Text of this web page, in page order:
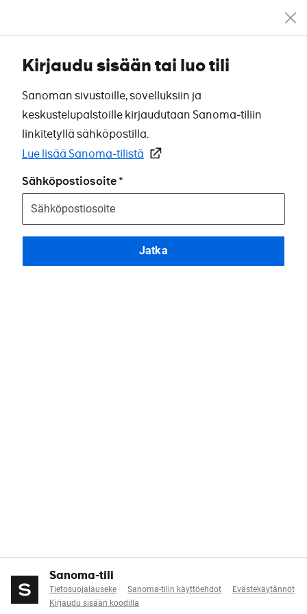
Kirjaudu sisään tai luo tili
Sanoman sivustoille, sovelluksiin ja
keskustelupalstoille kirjaudutaan Sanoma-tiliin
linkitetyllä sähköpostilla.
Lue lisää Sanoma-tilistä
Sähköpostiosoite
Jatka
Sanoma-tili
Tietosuojalauseke Sanoma-tilin käyttöehdot
Evästekäytännöt
Kirjaudu sisään koodilla